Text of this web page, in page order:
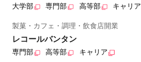
大学部 専門部 高等部 キャリア
製菓・カフェ・調理・飲食店開業
レコールバンタン
専門部 高等部 キャリア